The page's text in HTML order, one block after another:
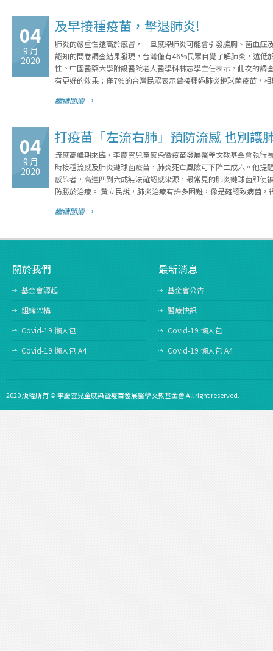
04
9 月
2020
及早接種疫苗，擊退肺炎!
肺炎的嚴重性遠高於感冒，一旦感染肺炎可能會引發膿胸、菌血
認知的問卷調查結果發現，台灣僅有46%民眾自覺了解肺炎，遠
性。中國醫藥大學附設醫院老人醫學科林志學主任表示，此次的
有更好的效果；僅7％的台灣民眾表示曾接種過肺炎鏈球菌疫苗，
繼續閱讀 →
04
9 月
2020
打疫苗「左流右肺」預防流感 也別讓
流感高峰期來臨，李慶雲兒童感染暨疫苗發展醫學文教基金會執
時接種流感及肺炎鏈球菌疫苗，肺炎死亡風險可下降二成六。他
感染者，高達四到六成無法確認感染源，最常見的肺炎鏈球菌即
防勝於治療。 黃立民說，肺炎治療有許多困難，像是確認致病菌
繼續閱讀 →
關於我們
基金會源起
組織架構
Covid-19 懶人包
Covid-19 懶人包 A4
最新消息
基金會公告
醫療快訊
Covid-19 懶人包
Covid-19 懶人包 A4
2020 版權所有 © 李慶雲兒童感染暨疫苗發展醫學文教基金會 All right reserved.